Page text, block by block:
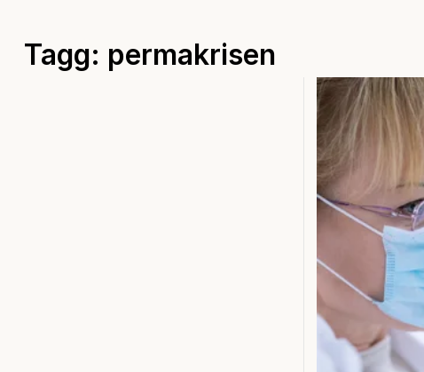
Tagg: permakrisen